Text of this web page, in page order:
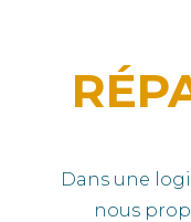
Dans une
nous